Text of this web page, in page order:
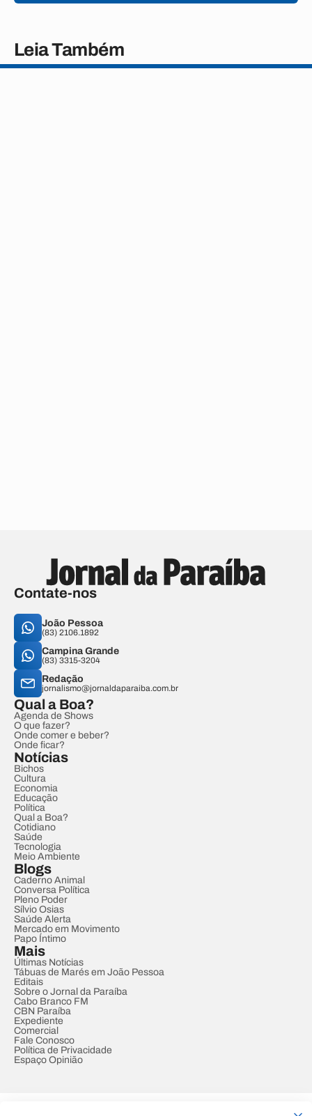
Leia Também
Contate-nos
João Pessoa
(83) 2106.1892
Campina Grande
(83) 3315-3204
Redação
jornalismo@jornaldaparaiba.com.br
Qual a Boa?
Agenda de Shows
O que fazer?
Onde comer e beber?
Onde ficar?
Notícias
Bichos
Cultura
Economia
Educação
Política
Qual a Boa?
Cotidiano
Saúde
Tecnologia
Meio Ambiente
Blogs
Caderno Animal
Conversa Política
Pleno Poder
Sílvio Osias
Saúde Alerta
Mercado em Movimento
Papo Íntimo
Mais
Últimas Notícias
Tábuas de Marés em João Pessoa
Editais
Sobre o Jornal da Paraíba
Cabo Branco FM
CBN Paraíba
Expediente
Comercial
Fale Conosco
Política de Privacidade
Espaço Opinião